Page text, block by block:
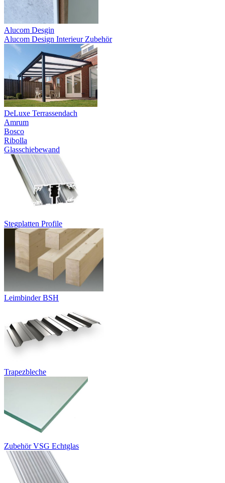
Alucom Desgin
Alucom Design Interieur Zubehör
DeLuxe Terrassendach
Amrum
Bosco
Ribolla
Glasschiebewand
Stegplatten Profile
Leimbinder BSH
Trapezbleche
Zubehör VSG Echtglas